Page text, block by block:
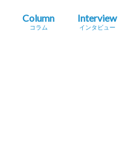
Column
コラム
Interview
インタビュー